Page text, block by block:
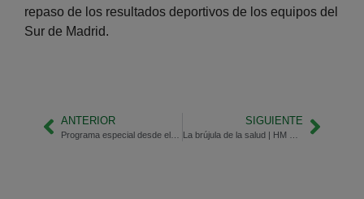
repaso de los resultados deportivos de los equipos del
Sur de Madrid.
ANTERIOR SIGUIENTE